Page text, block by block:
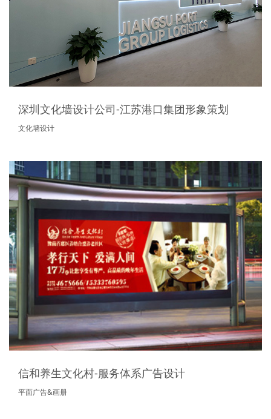
深圳文化墙设计公司-江苏港口集团形象策划
文化墙设计
信和养生文化村-服务体系广告设计
平面广告&画册